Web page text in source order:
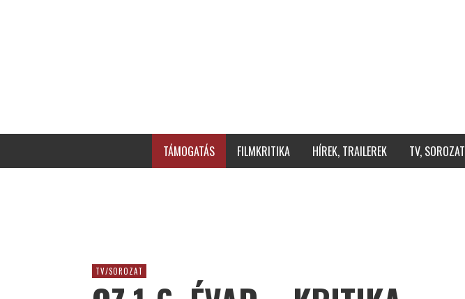
TÁMOGATÁS FILMKRITIKA HÍREK, TRAILEREK TV, SOROZAT
TV/SOROZAT